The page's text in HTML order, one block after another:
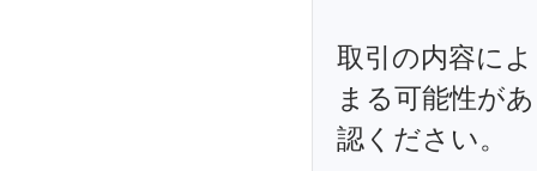
取引の内容に
まる可能性が
認ください。